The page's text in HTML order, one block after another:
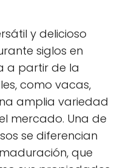
y delicioso
siglos en
a partir de la
como vacas,
amplia variedad
mercado. Una de
se diferencian
que